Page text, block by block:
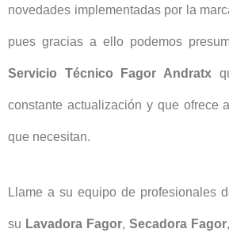
novedades implementadas por la
pues gracias a ello podemos
Servicio Técnico Fagor Andratx
constante actualización y que ofrece
que necesitan.
Llame a su equipo de profesionales
su Lavadora Fagor, Secadora Fagor,